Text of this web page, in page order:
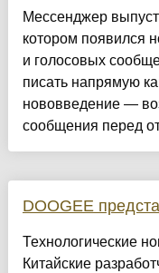
Мессенджер
котором появился
и голосовых
писать напрямую
нововведение —
сообщения перед
DOOGEE
Технологические
Китайские